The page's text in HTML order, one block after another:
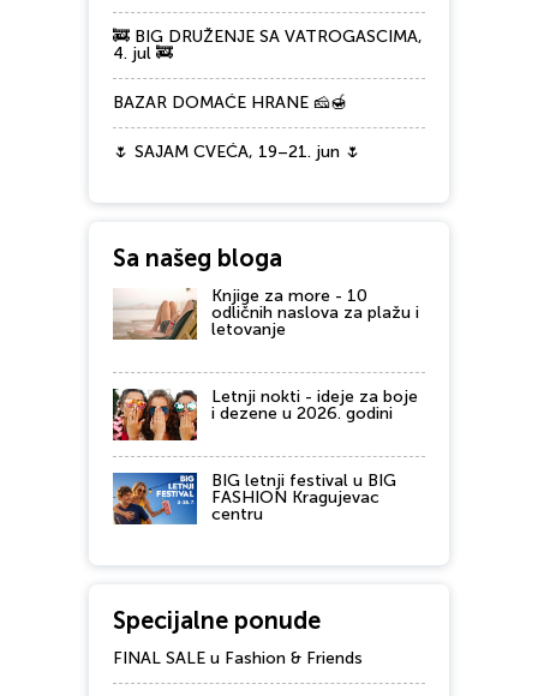
🚒 BIG DRUŽENJE SA VATROGASCIMA,
4. jul 🚒
BAZAR DOMAĆE HRANE 🧀🍯
🌷 SAJAM CVEĆA, 19–21. jun 🌷
Sa našeg bloga
Knjige za more - 10
odličnih naslova za plažu i
letovanje
Letnji nokti - ideje za boje
i dezene u 2026. godini
BIG letnji festival u BIG
FASHION Kragujevac
centru
Specijalne ponude
FINAL SALE u Fashion & Friends